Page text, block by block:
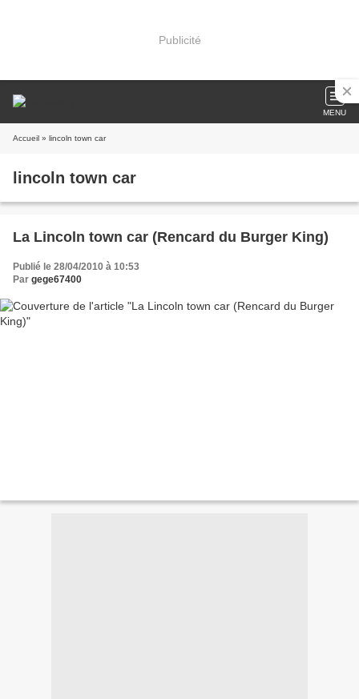
Publicité
MENU
Accueil » lincoln town car
lincoln town car
La Lincoln town car (Rencard du Burger King)
Publié le 28/04/2010 à 10:53
Par gege67400